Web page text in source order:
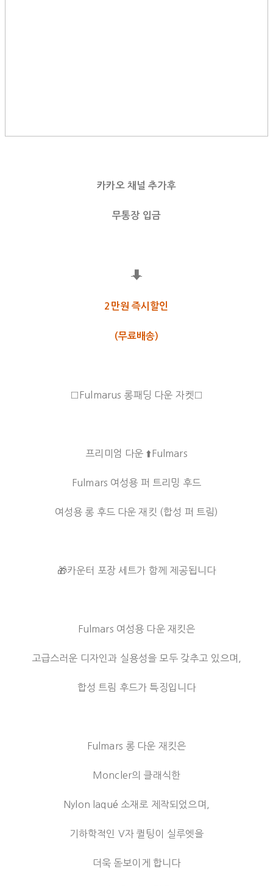
카카오 채널 추가후
무통장 입금
⬇
2만원 즉시할인
(무료배송)
□Fulmarus 롱패딩 다운 자켓□
프리미엄 다운 ⬆️Fulmars
Fulmars 여성용 퍼 트리밍 후드
여성용 롱 후드 다운 재킷 (합성 퍼 트림)
🎁카운터 포장 세트가 함께 제공됩니다
Fulmars 여성용 다운 재킷은
고급스러운 디자인과 실용성을 모두 갖추고 있으며,
합성 트림 후드가 특징입니다
Fulmars 롱 다운 재킷은
Moncler의 클래식한
Nylon laqué 소재로 제작되었으며,
기하학적인 V자 퀼팅이 실루엣을
더욱 돋보이게 합니다